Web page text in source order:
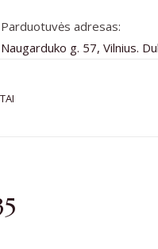
Parduotuvės adresas:
Naugarduko g. 57, Vilnius.